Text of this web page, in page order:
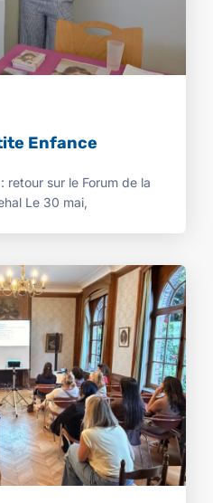
Enfance
retour sur le Forum de la
Le 30 mai,